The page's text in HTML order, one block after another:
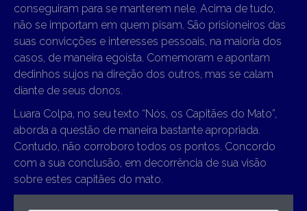
conseguiram para se manterem nele. Acima de tudo,
não se importam em quem pisam. São prisioneiros das
suas convicções e interesses pessoais, na maioria dos
casos, de maneira egoísta. Comemoram e apontam
dedinhos sujos na direção dos outros, mas se calam
diante de seus donos.
Luara Colpa, no seu texto “Nós, os Capitães do Mato”,
aborda a questão de maneira bastante apropriada.
Contudo, não corroboro todos os pontos. Concordo
com a sua conclusão, em decorrência de sua visão
sobre estes capitães do mato.